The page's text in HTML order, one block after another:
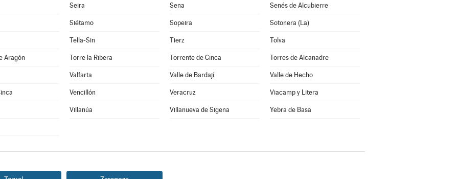
Seira Sena Senés de Alcubierre
Siétamo Sopeira Sotonera (La)
Tella-Sin Tierz Tolva
Aragón Torre la Ribera Torrente de Cinca Torres de Alcanadre
Valfarta Valle de Bardají Valle de Hecho
Vencillón Veracruz Viacamp y Litera
Villanúa Villanueva de Sigena Yebra de Basa